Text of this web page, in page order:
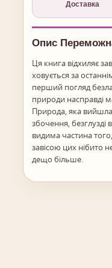
Доставка
Опис
Ця книга відхиляє
ховується за
перший погляд
природи на­справді
Природа, яка
збочення, безглузді
видима частина
завісою цих нібито
дещо більше.